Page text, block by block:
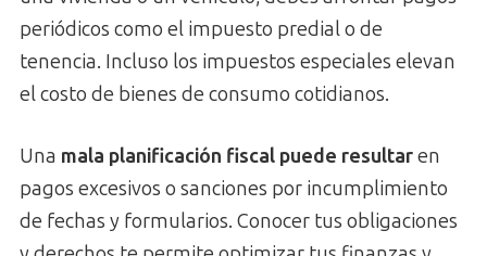
periódicos como el impuesto predial o de
tenencia. Incluso los impuestos especiales elevan
el costo de bienes de consumo cotidianos.
Una mala planificación fiscal puede resultaren
pagos excesivos o sanciones por incumplimiento
de fechas y formularios. Conocer tus obligaciones